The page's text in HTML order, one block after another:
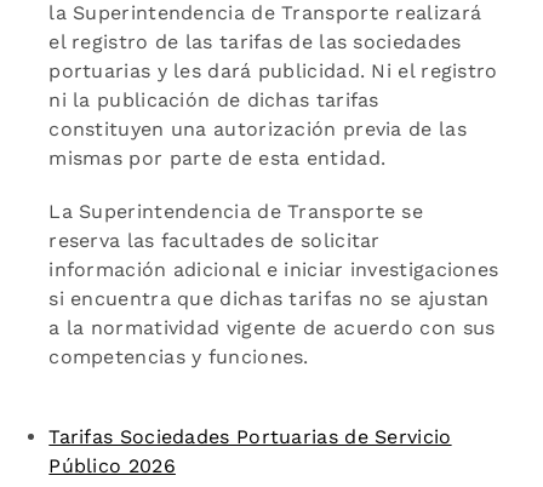
la Superintendencia de Transporte realizará
el registro de las tarifas de las sociedades
portuarias y les dará publicidad. Ni el registro
ni la publicación de dichas tarifas
constituyen una autorización previa de las
mismas por parte de esta entidad.
La Superintendencia de Transporte se
reserva las facultades de solicitar
información adicional e iniciar investigaciones
si encuentra que dichas tarifas no se ajustan
a la normatividad vigente de acuerdo con sus
competencias y funciones.
Tarifas Sociedades Portuarias de Servicio
Público 2026